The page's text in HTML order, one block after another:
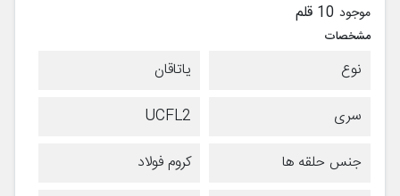
موجود 10 قلم
مشخصات
نوع
یاتاقان
سری
UCFL2
جنس حلقه ها
کروم فولاد